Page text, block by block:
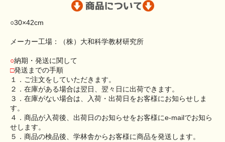
○30×42cm
メーカー工場：（株）大和科学教材研究所
○納期・発送に関して
□発送までの手順
１．ご注文をしていただきます。
２．在庫がある場合は翌日、翌々日に出荷できます。
３．在庫がない場合は、入荷・出荷日をお客様にお知らせしま
す。
４．商品が入荷後、出荷日のお知らせをお客様にe-mailでお知ら
せします。
５．商品の検品後、学林舎からお客様に商品を発送します。